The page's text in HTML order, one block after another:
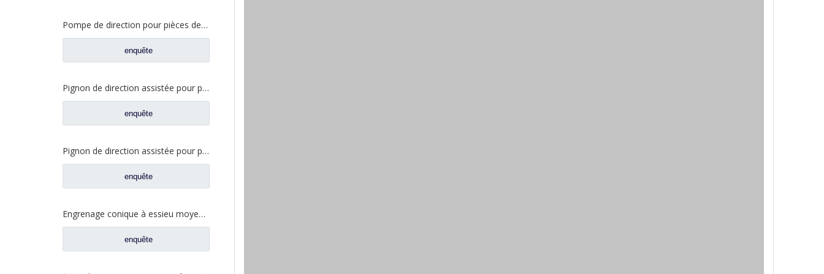
Pompe de direction pour pièces de rechange de camion Sinotruk Howo WG9719470037
enquête
Pignon de direction assistée pour pièces de rechange de camion Shacman Delong F2000 F3000 DZ95259470095
enquête
Pignon de direction assistée pour pièces de rechange de camion Shacman Delong DZ9325470085
enquête
Engrenage conique à essieu moyen 24/29 pour pièces de rechange de camion Ankai & BENZ Foton Auman HFF2502044/45CK2BZ
enquête